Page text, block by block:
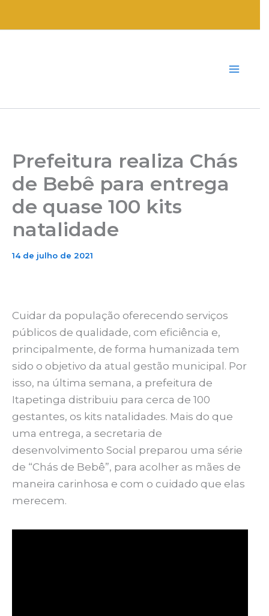
Prefeitura realiza Chás
de Bebê para entrega
de quase 100 kits
natalidade
14 de julho de 2021
Cuidar da população oferecendo serviços
públicos de qualidade, com eficiência e,
principalmente, de forma humanizada tem
sido o objetivo da atual gestão municipal. Por
isso, na última semana, a prefeitura de
Itapetinga distribuiu para cerca de 100
gestantes, os kits natalidades. Mais do que
uma entrega, a secretaria de
desenvolvimento Social preparou uma série
de “Chás de Bebê”, para acolher as mães de
maneira carinhosa e com o cuidado que elas
merecem.